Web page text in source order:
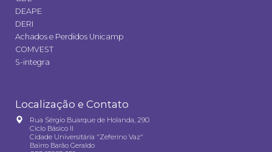
DEAPE
DERI
Achados e Perdidos Unicamp
COMVEST
S-integra
Localização e Contato
Rua Sérgio Buarque de Holanda, 290
Ciclo Básico II
Cidade Universitária "Zeferino Vaz"
Bairro Barão Geraldo